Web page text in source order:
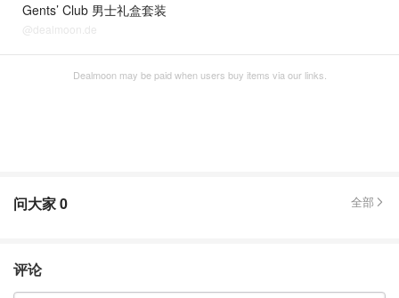
Gents’ Club 男士礼盒套装
@dealmoon.de
Dealmoon may be paid when users buy items via our links.
问大家0 全部
评论